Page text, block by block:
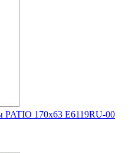
PATIO 170x63 E6119RU-00